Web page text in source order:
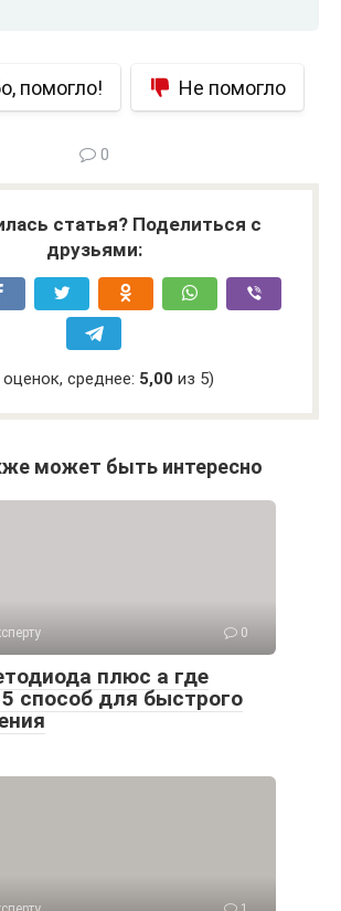
помогло! Не помогло
0
статья? Поделиться с
друзьями:
оценок, среднее: 5,00 из 5)
может быть интересно
0
плюс а где
способ для быстрого